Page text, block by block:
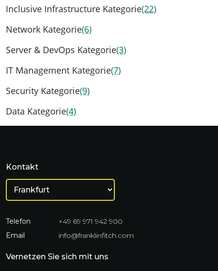
Inclusive Infrastructure Kategorie(22)
Network Kategorie(6)
Server & DevOps Kategorie(3)
IT Management Kategorie(7)
Security Kategorie(9)
Data Kategorie(4)
Kontakt
Telefon
+49 69 971 942 900
Email
info@franklinfitch.com
Vernetzen Sie sich mit uns